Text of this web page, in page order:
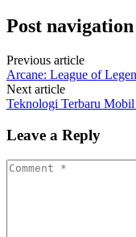
Post navigation
Previous article
Arcane: League of
Next article
Teknologi Terbaru
Leave a Reply